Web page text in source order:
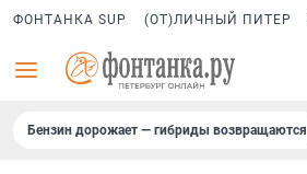
ФОНТАНКА SUP (ОТ)ЛИЧНЫЙ ПИТЕР
Бензин дорожает — гибриды возвращаются